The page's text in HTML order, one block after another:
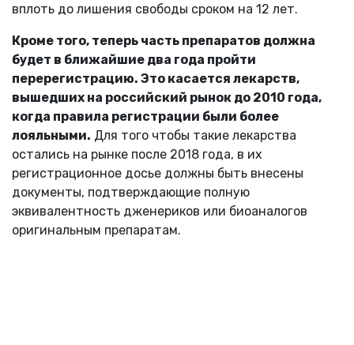
вплоть до лишения свободы сроком на 12 лет.
Кроме того, теперь часть препаратов должна
будет в ближайшие два года пройти
перерегистрацию. Это касается лекарств,
вышедших на российский рынок до 2010 года,
когда правила регистрации были более
лояльными. Для того чтобы такие лекарства
остались на рынке после 2018 года, в их
регистрационное досье должны быть внесены
документы, подтверждающие полную
эквивалентность дженериков или биоаналогов
оригинальным препаратам.